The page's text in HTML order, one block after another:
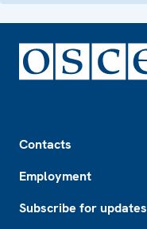
Contacts
Employment
Subscribe for updates